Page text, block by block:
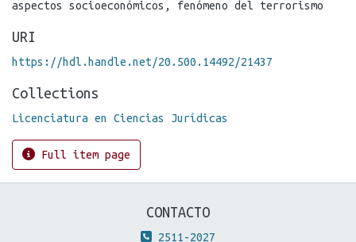
aspectos socioeconómicos , fenómeno del terrorismo
URI
https://hdl.handle.net/20.500.14492/21437
Collections
Licenciatura en Ciencias Jurídicas
Full item page
CONTACTO
2511-2027